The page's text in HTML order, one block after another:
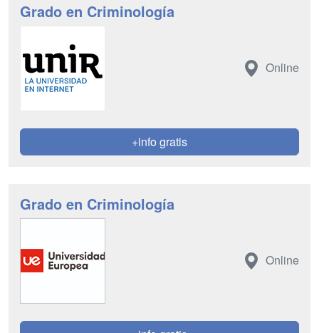
Grado en Criminología
Online
+info gratis
Grado en Criminología
Online